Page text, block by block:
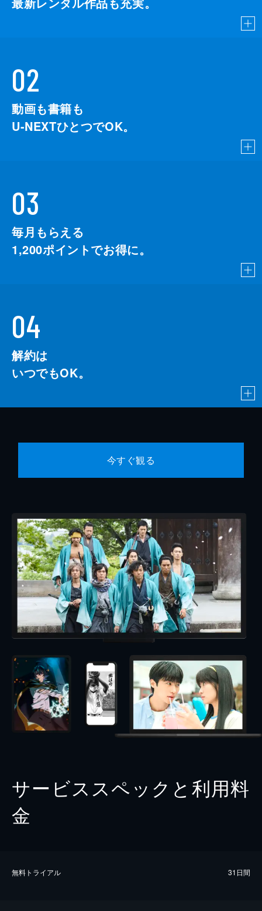
02
動画も書籍も
U-NEXTひとつでOK。
03
毎月もらえる
1,200ポイントでお得に。
04
解約は
いつでもOK。
今すぐ観る
サービススペックと利用料
金
無料トライアル 31日間